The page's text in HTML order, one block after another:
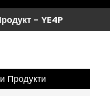
- YE4P
Продукти